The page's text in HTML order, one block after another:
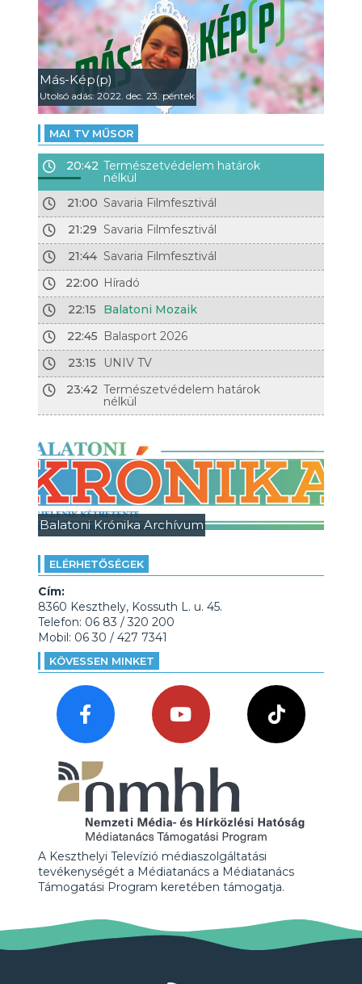
Más-Kép(p)
Utolsó adás: 2022. dec. 23. péntek
MAI TV MŰSOR
20:42 Természetvédelem határok
nélkül
21:00 Savaria Filmfesztivál
21:29 Savaria Filmfesztivál
21:44 Savaria Filmfesztivál
22:00 Híradó
22:15
Balatoni Mozaik
22:45 Balasport 2026
23:15
UNIV TV
23:42 Természetvédelem határok
nélkül
Balatoni Krónika Archívum
ELÉRHETŐSÉGEK
Cím:
8360 Keszthely, Kossuth L. u. 45.
Telefon: 06 83 / 320 200
Mobil: 06 30 / 427 7341
KÖVESSEN MINKET
A Keszthelyi Televízió médiaszolgáltatási
tevékenységét a Médiatanács a Médiatanács
Támogatási Program keretében támogatja.